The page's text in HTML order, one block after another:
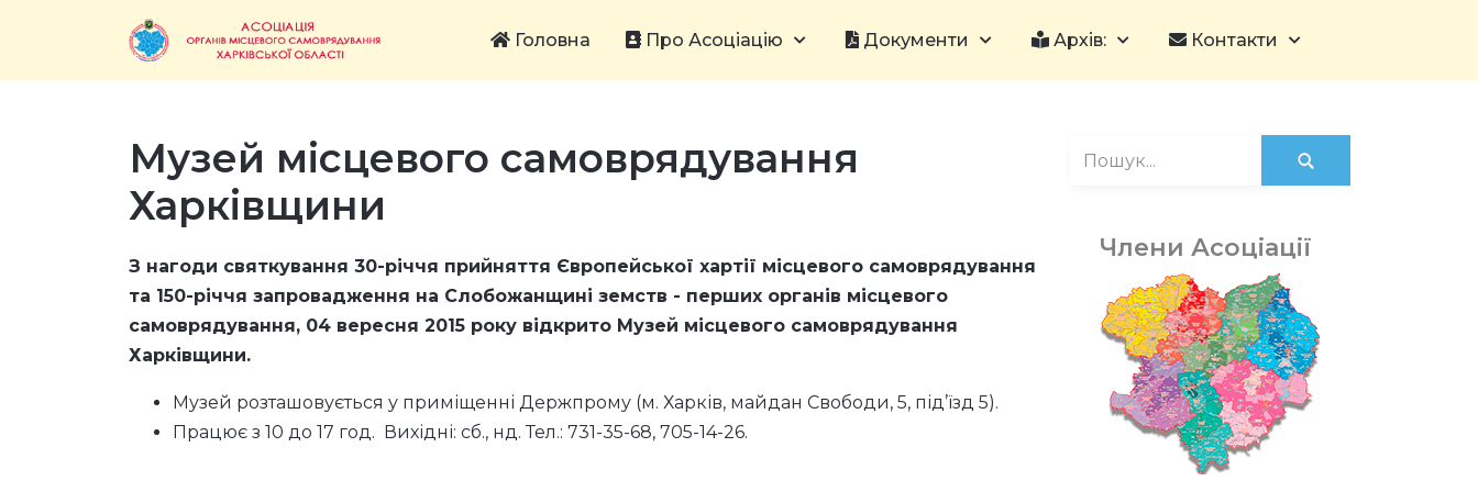
Головна Про Асоціацію Документи Архів: Контакти
Музей місцевого самоврядування
Харківщини
З нагоди святкування 30-річчя прийняття Європейської хартії місцевого самоврядування
та 150-річчя запровадження на Слобожанщині земств - перших органів місцевого
самоврядування, 04 вересня 2015 року відкрито Музей місцевого самоврядування
Харківщини.
Музей розташовується у приміщенні Держпрому (м. Харків, майдан Свободи, 5, під’їзд 5).
Працює з 10 до 17 год. Вихідні: сб., нд. Тел.: 731-35-68, 705-14-26.
Члени Асоціації